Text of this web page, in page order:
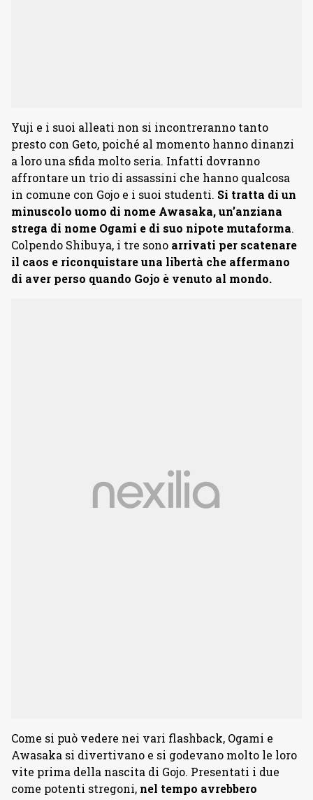
Yuji e i suoi alleati non si incontreranno tanto
presto con Geto, poiché al momento hanno dinanzi
a loro una sfida molto seria. Infatti dovranno
affrontare un trio di assassini che hanno qualcosa
in comune con Gojo e i suoi studenti. Si tratta di un
minuscolo uomo di nome Awasaka, un’anziana
strega di nome Ogami e di suo nipote mutaforma.
Colpendo Shibuya, i tre sono arrivati per scatenare
il caos e riconquistare una libertà che affermano
di aver perso quando Gojo è venuto al mondo.
Come si può vedere nei vari flashback, Ogami e
Awasaka si divertivano e si godevano molto le loro
vite prima della nascita di Gojo. Presentati i due
come potenti stregoni, nel tempo avrebbero